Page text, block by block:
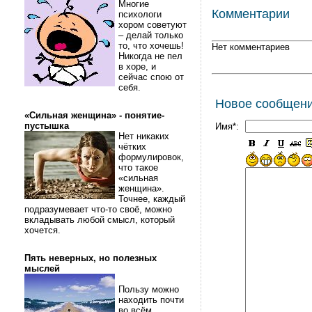
Многие
психологи
хором советуют
– делай только
то, что хочешь!
Никогда не пел
в хоре, и
сейчас спою от
себя.
«Сильная женщина» - понятие-
пустышка
Нет никаких
чётких
формулировок,
что такое
«сильная
женщина».
Точнее, каждый
подразумевает что-то своё, можно
вкладывать любой смысл, который
хочется.
Пять неверных, но полезных
мыслей
Пользу можно
находить почти
Комментарии
Нет комментариев
Новое
Имя*: